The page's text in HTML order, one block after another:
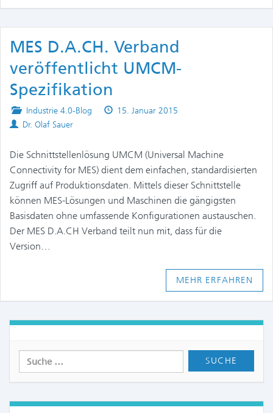
MES D.A.CH. Verband
veröffentlicht UMCM-
Spezifikation
Posted
in
Industrie 4.0-Blog
Published
15. Januar 2015
Authors
Dr. Olaf Sauer
Die Schnittstellenlösung UMCM (Universal Machine
Connectivity for MES) dient dem einfachen, standardisierten
Zugriff auf Produktionsdaten. Mittels dieser Schnittstelle
können MES-Lösungen und Maschinen die gängigsten
Basisdaten ohne umfassende Konfigurationen austauschen.
Der MES D.A.CH Verband teilt nun mit, dass für die
Version…
MEHR ERFAHREN